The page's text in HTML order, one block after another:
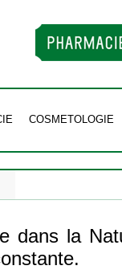
COSMETOLOGIE
dans la